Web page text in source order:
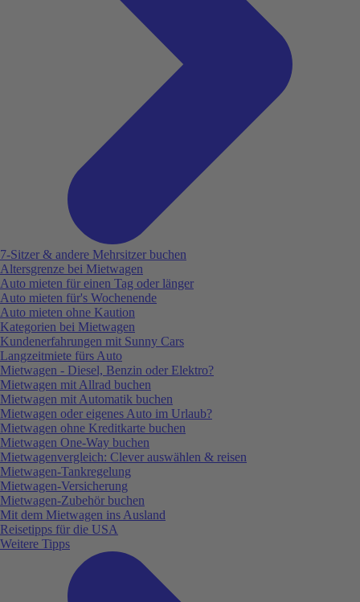
7-Sitzer & andere Mehrsitzer buchen
Altersgrenze bei Mietwagen
Auto mieten für einen Tag oder länger
Auto mieten für's Wochenende
Auto mieten ohne Kaution
Kategorien bei Mietwagen
Kundenerfahrungen mit Sunny Cars
Langzeitmiete fürs Auto
Mietwagen - Diesel, Benzin oder Elektro?
Mietwagen mit Allrad buchen
Mietwagen mit Automatik buchen
Mietwagen oder eigenes Auto im Urlaub?
Mietwagen ohne Kreditkarte buchen
Mietwagen One-Way buchen
Mietwagenvergleich: Clever auswählen & reisen
Mietwagen-Tankregelung
Mietwagen-Versicherung
Mietwagen-Zubehör buchen
Mit dem Mietwagen ins Ausland
Reisetipps für die USA
Weitere Tipps